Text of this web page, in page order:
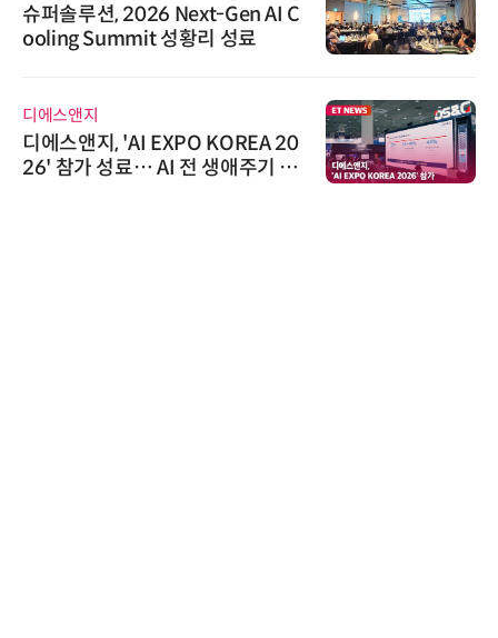
슈퍼솔루션, 2026 Next-Gen AI C
ooling Summit 성황리 성료
디에스앤지
디에스앤지, 'AI EXPO KOREA 20
26' 참가 성료… AI 전 생애주기 아